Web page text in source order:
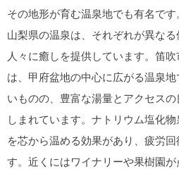
その地形が育む温泉地でも有名です
山梨県の温泉は、それぞれが異な
人々に癒しを提供しています。笛吹
は、甲府盆地の中心に広がる温泉
いものの、豊富な湯量とアクセス
しまれています。ナトリウム塩化
を芯から温める効果があり、疲労
す。近くにはワイナリーや果樹園